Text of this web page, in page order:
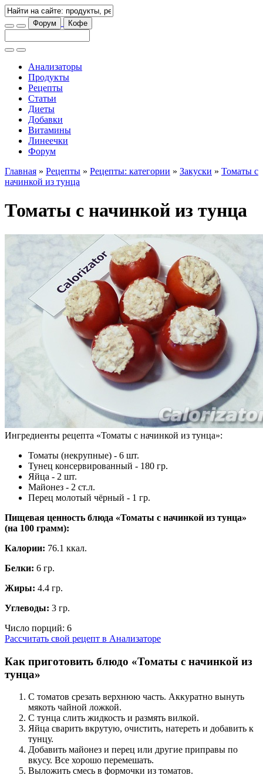
Форум Кофе
Анализаторы
Продукты
Рецепты
Статьи
Диеты
Добавки
Витамины
Линеечки
Форум
Главная » Рецепты » Рецепты: категории » Закуски » Томаты с
начинкой из тунца
Томаты с начинкой из тунца
Ингредиенты рецепта «Томаты с начинкой из тунца»:
Томаты (некрупные) - 6 шт.
Тунец консервированный - 180 гр.
Яйца - 2 шт.
Майонез - 2 ст.л.
Перец молотый чёрный - 1 гр.
Пищевая ценность блюда «Томаты с начинкой из тунца»
(на 100 грамм):
Калории: 76.1 ккал.
Белки: 6 гр.
Жиры: 4.4 гр.
Углеводы: 3 гр.
Число порций: 6
Рассчитать свой рецепт в Анализаторе
Как приготовить блюдо «Томаты с начинкой из
тунца»
С томатов срезать верхнюю часть. Аккуратно вынуть
мякоть чайной ложкой.
С тунца слить жидкость и размять вилкой.
Яйца сварить вкрутую, очистить, натереть и добавить к
тунцу.
Добавить майонез и перец или другие приправы по
вкусу. Все хорошо перемешать.
Выложить смесь в формочки из томатов.